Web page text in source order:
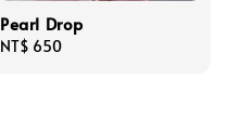
Pearl Drop
Regular
NT$ 650